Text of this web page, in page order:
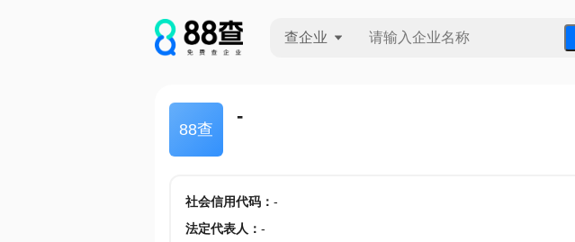
查企业
88查
-
社会信用代码： -
法定代表人 ： -